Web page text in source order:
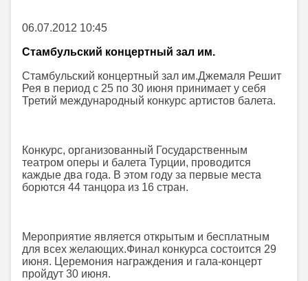
06.07.2012 10:45
Стамбульский концертный зал им.
Стамбульский концертный зал им.Джемаля Решит
Рея в период с 25 по 30 июня принимает у себя
Третий международный конкурс артистов балета.
Конкурс, организованный Государственным
театром оперы и балета Турции, проводится
каждые два года. В этом году за первые места
борются 44 танцора из 16 стран.
Мероприятие является открытым и бесплатным
для всех желающих.Финал конкурса состоится 29
июня. Церемония награждения и гала-концерт
пройдут 30 июня.